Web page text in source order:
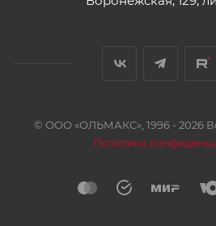
© ООО «ОЛЬМАКС», 1996 - 2026
Политика